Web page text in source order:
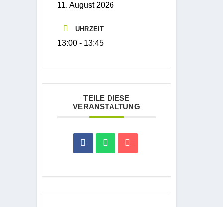
11. August 2026
UHRZEIT
13:00 - 13:45
TEILE DIESE
VERANSTALTUNG